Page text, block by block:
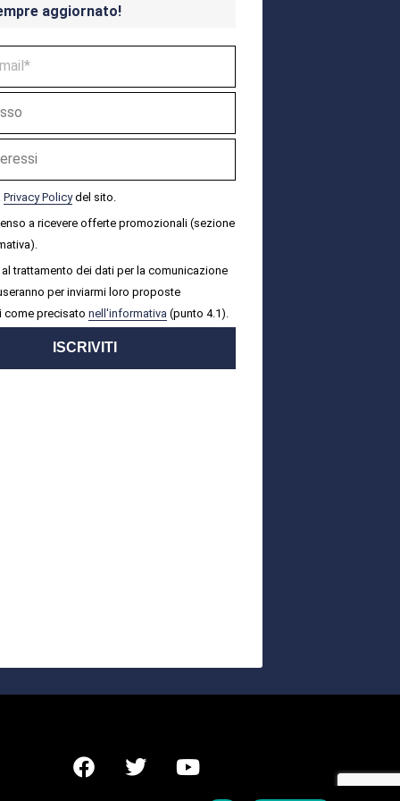
aggiornato!
Privacy Policydel sito.
a ricevere offerte promozionali (sezione
trattamento dei dati per la comunicazione
per inviarmi loro proposte
come precisato nell'informativa (punto 4.1).
ISCRIVITI